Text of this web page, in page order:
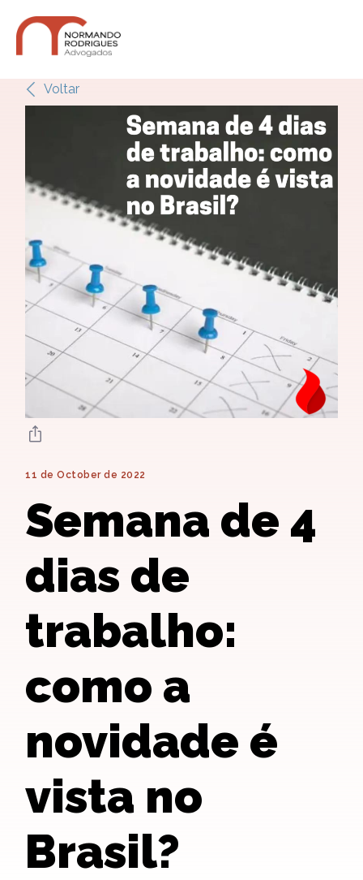
Voltar
11 de October de 2022
Semana de 4
dias de
trabalho:
como a
novidade é
vista no
Brasil?